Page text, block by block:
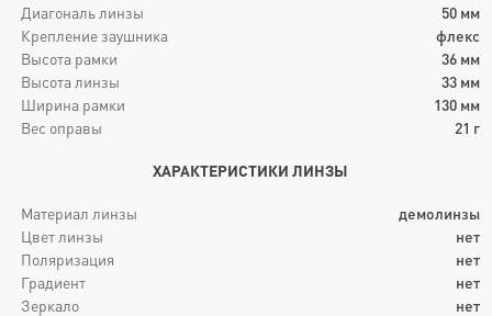
Диагональ линзы
50 мм
Крепление заушника
флекс
Высота рамки
36 мм
Высота линзы
33 мм
Ширина рамки
130 мм
Вес оправы
21 г
ХАРАКТЕРИСТИКИ ЛИНЗЫ
Материал линзы
демолинзы
Цвет линзы
нет
Поляризация
нет
Градиент
нет
Зеркало
нет